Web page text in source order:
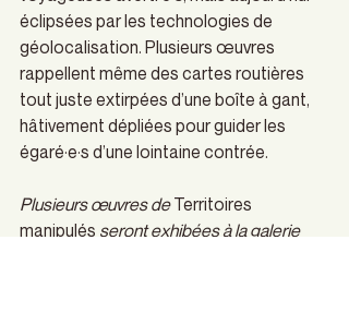
éclipsées par les technologies de
géolocalisation. Plusieurs œuvres
rappellent même des cartes routières
tout juste extirpées d’une boîte à gant,
hâtivement dépliées pour guider les
égaré·e·s d’une lointaine contrée.
Plusieurs œuvres de Territoires
manipulés seront exhibées à la galerie